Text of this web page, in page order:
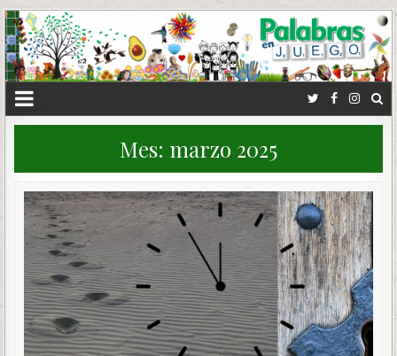
Mes: marzo 2025